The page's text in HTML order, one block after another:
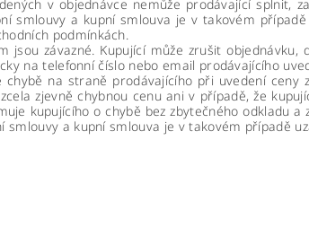
v objednávce nemůže prodávající splnit,
smlouvy a kupní smlouva je v takovém
podmínkách.
jsou závazné. Kupující může zrušit
na telefonní číslo nebo email prodávajícího
na straně prodávajícího při uvedení
zjevně chybnou cenu ani v případě, že
kupujícího o chybě bez zbytečného odkladu
smlouvy a kupní smlouva je v takovém případě